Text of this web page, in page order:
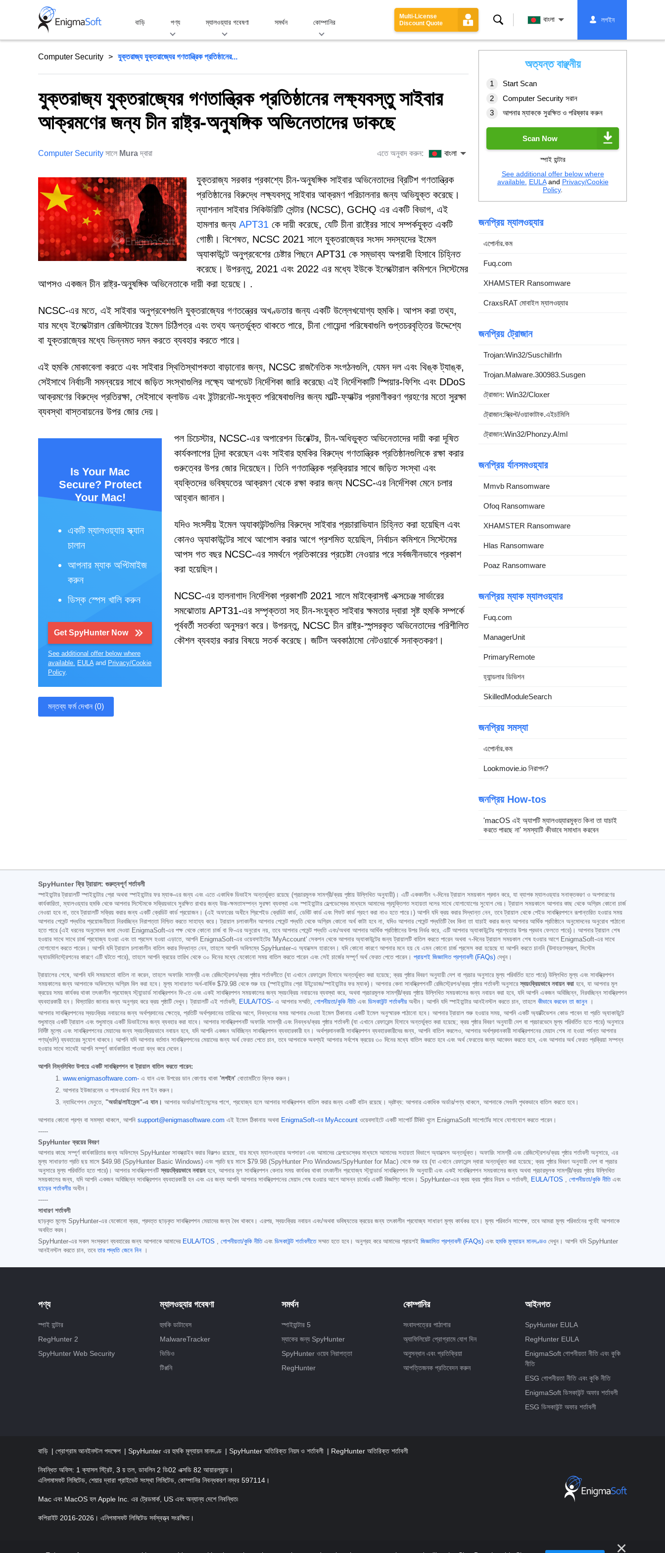
বাড়ি পণ্য ম্যালওয়্যার গবেষণা সমর্থন কোম্পানির
Multi-License
Discount Quote
অনুসন্ধান
করুন
বাংলা লগইন
Computer Security যুক্তরাজ্য যুক্তরাজ্যের গণতান্ত্রিক প্রতিষ্ঠানের...
যুক্তরাজ্য যুক্তরাজ্যের গণতান্ত্রিক প্রতিষ্ঠানের লক্ষ্যবস্তু সাইবার
আক্রমণের জন্য চীন রাষ্ট্র-অনুষঙ্গিক অভিনেতাদের ডাকছে
Computer Security সালে Muraদ্বারা এতে অনুবাদ করুন: বাংলা
যুক্তরাজ্য সরকার প্রকাশ্যে চীন-অনুষঙ্গিক সাইবার অভিনেতাদের ব্রিটিশ গণতান্ত্রিক
প্রতিষ্ঠানের বিরুদ্ধে লক্ষ্যবস্তু সাইবার আক্রমণ পরিচালনার জন্য অভিযুক্ত করেছে।
ন্যাশনাল সাইবার সিকিউরিটি সেন্টার (NCSC), GCHQ এর একটি বিভাগ, এই
হামলার জন্য APT31 কে দায়ী করেছে, যেটি চীনা রাষ্ট্রের সাথে সম্পর্কযুক্ত একটি
গোষ্ঠী। বিশেষত, NCSC 2021 সালে যুক্তরাজ্যের সংসদ সদস্যদের ইমেল
অ্যাকাউন্টে অনুপ্রবেশের চেষ্টার পিছনে APT31 কে সম্ভাব্য অপরাধী হিসাবে চিহ্নিত
করেছে। উপরন্তু, 2021 এবং 2022 এর মধ্যে ইউকে ইলেক্টোরাল কমিশনে সিস্টেমের
আপসও একজন চীন রাষ্ট্র-অনুষঙ্গিক অভিনেতাকে দায়ী করা হয়েছে। .
NCSC-এর মতে, এই সাইবার অনুপ্রবেশগুলি যুক্তরাজ্যের গণতন্ত্রের অখণ্ডতার জন্য একটি উল্লেখযোগ্য হুমকি। আপস করা তথ্য,
যার মধ্যে ইলেক্টোরাল রেজিস্টারের ইমেল চিঠিপত্র এবং তথ্য অন্তর্ভুক্ত থাকতে পারে, চীনা গোয়েন্দা পরিষেবাগুলি গুপ্তচরবৃত্তির উদ্দেশ্যে
বা যুক্তরাজ্যের মধ্যে ভিন্নমত দমন করতে ব্যবহার করতে পারে।
এই হুমকি মোকাবেলা করতে এবং সাইবার স্থিতিস্থাপকতা বাড়ানোর জন্য, NCSC রাজনৈতিক সংগঠনগুলি, যেমন দল এবং থিঙ্ক ট্যাঙ্ক,
সেইসাথে নির্বাচনী সমন্বয়ের সাথে জড়িত সংস্থাগুলির লক্ষ্যে আপডেট নির্দেশিকা জারি করেছে৷ এই নির্দেশিকাটি স্পিয়ার-ফিশিং এবং DDoS
আক্রমণের বিরুদ্ধে প্রতিরক্ষা, সেইসাথে ক্লাউড এবং ইন্টারনেট-সংযুক্ত পরিষেবাগুলির জন্য মাল্টি-ফ্যাক্টর প্রমাণীকরণ গ্রহণের মতো সুরক্ষা
ব্যবস্থা বাস্তবায়নের উপর জোর দেয়।
Is Your Mac
Secure? Protect
Your Mac!
একটি ম্যালওয়্যার স্ক্যান
চালান
আপনার ম্যাক অপ্টিমাইজ
করুন
ডিস্ক স্পেস খালি করুন
Get SpyHunter Now
See additional offer below where
available. EULAand Privacy/Cookie
Policy.
পল চিচেস্টার, NCSC-এর অপারেশন ডিরেক্টর, চীন-অধিভুক্ত অভিনেতাদের দায়ী করা দূষিত
কার্যকলাপের নিন্দা করেছেন এবং সাইবার হুমকির বিরুদ্ধে গণতান্ত্রিক প্রতিষ্ঠানগুলিকে রক্ষা করার
গুরুত্বের উপর জোর দিয়েছেন। তিনি গণতান্ত্রিক প্রক্রিয়ার সাথে জড়িত সংস্থা এবং
ব্যক্তিদের ভবিষ্যতের আক্রমণ থেকে রক্ষা করার জন্য NCSC-এর নির্দেশিকা মেনে চলার
আহ্বান জানান।
যদিও সংসদীয় ইমেল অ্যাকাউন্টগুলির বিরুদ্ধে সাইবার প্রচারাভিযান চিহ্নিত করা হয়েছিল এবং
কোনও অ্যাকাউন্টের সাথে আপোস করার আগে প্রশমিত হয়েছিল, নির্বাচন কমিশনে সিস্টেমের
আপস গত বছর NCSC-এর সমর্থনে প্রতিকারের প্রচেষ্টা নেওয়ার পরে সর্বজনীনভাবে প্রকাশ
করা হয়েছিল।
NCSC-এর হালনাগাদ নির্দেশিকা প্রকাশটি 2021 সালে মাইক্রোসফ্ট এক্সচেঞ্জ সার্ভারের
সমঝোতায় APT31-এর সম্পৃক্ততা সহ চীন-সংযুক্ত সাইবার ক্ষমতার দ্বারা সৃষ্ট হুমকি সম্পর্কে
পূর্ববর্তী সতর্কতা অনুসরণ করে। উপরন্তু, NCSC চীন রাষ্ট্র-স্পন্সরকৃত অভিনেতাদের পরিশীলিত
কৌশল ব্যবহার করার বিষয়ে সতর্ক করেছে। জটিল অবকাঠামো নেটওয়ার্কে সনাক্তকরণ।
মন্তব্য ফর্ম দেখান (0)
অত্যন্ত বাঞ্ছনীয়
Start Scan
Computer Security সরান
আপনার ম্যাককে সুরক্ষিত ও পরিষ্কার করুন
Scan Now
স্পাই হান্টার
See additional offer below where
available. EULAand Privacy/Cookie
Policy.
জনপ্রিয় ম্যালওয়্যার
এপোর্নার.কম
Fuq.com
XHAMSTER Ransomware
CraxsRAT মোবাইল ম্যালওয়্যার
জনপ্রিয় ট্রোজান
Trojan:Win32/Suschil!rfn
Trojan.Malware.300983.Susgen
ট্রোজান: Win32/Cloxer
ট্রোজান:স্ক্রিপ্ট/ওয়াকাটাক.এইচ!মিলি
ট্রোজান:Win32/Phonzy.A!ml
জনপ্রিয় র্যানসমওয়্যার
Mmvb Ransomware
Ofoq Ransomware
XHAMSTER Ransomware
Hlas Ransomware
Poaz Ransomware
জনপ্রিয় ম্যাক ম্যালওয়্যার
Fuq.com
ManagerUnit
PrimaryRemote
হ্যান্ডলার ডিভিশন
SkilledModuleSearch
জনপ্রিয় সমস্যা
এপোর্নার.কম
Lookmovie.io নিরাপদ?
জনপ্রিয় How-tos
'macOS এই অ্যাপটি ম্যালওয়্যারমুক্ত কিনা তা যাচাই
করতে পারছে না' সমস্যাটি কীভাবে সমাধান করবেন
SpyHunter ফ্রি ট্রায়াল: গুরুত্বপূর্ণ শর্তাবলী
স্পাইহান্টার ট্রায়ালটি স্পাইহান্টার প্রো অথবা স্পাইহান্টার ফর ম্যাক-এর জন্য এবং এতে একাধিক ডিভাইস অন্তর্ভুক্ত রয়েছে (প্রচারমূলক সামগ্রী/ক্রয় পৃষ্ঠায় উল্লিখিত অনুযায়ী)। এটি এককালীন ৭-দিনের ট্রায়াল সময়কাল প্রদান করে, যা ব্যাপক ম্যালওয়্যার সনাক্তকরণ ও অপসারণের
কার্যকারিতা, ম্যালওয়্যার হুমকি থেকে আপনার সিস্টেমকে সক্রিয়ভাবে সুরক্ষিত রাখার জন্য উচ্চ-ক্ষমতাসম্পন্ন সুরক্ষা ব্যবস্থা এবং স্পাইহান্টার হেল্পডেস্কের মাধ্যমে আমাদের প্রযুক্তিগত সহায়তা দলের সাথে যোগাযোগের সুযোগ দেয়। ট্রায়াল সময়কালে আপনার কাছ থেকে অগ্রিম কোনো চার্জ
নেওয়া হবে না, তবে ট্রায়ালটি সক্রিয় করার জন্য একটি ক্রেডিট কার্ড প্রয়োজন। (এই অফারের অধীনে প্রিপেইড ক্রেডিট কার্ড, ডেবিট কার্ড এবং গিফট কার্ড গ্রহণ করা নাও হতে পারে।) আপনি যদি ক্রয় করার সিদ্ধান্ত নেন, তবে ট্রায়াল থেকে পেইড সাবস্ক্রিপশনে রূপান্তরিত হওয়ার সময়
আপনার পেমেন্ট পদ্ধতির প্রয়োজনীয়তা নিরবচ্ছিন্ন নিরাপত্তা নিশ্চিত করতে সাহায্য করে। ট্রায়াল চলাকালীন আপনার পেমেন্ট পদ্ধতি থেকে অগ্রিম কোনো অর্থ কাটা হবে না, যদিও আপনার পেমেন্ট পদ্ধতিটি বৈধ কিনা তা যাচাই করার জন্য আপনার আর্থিক প্রতিষ্ঠানে অনুমোদনের অনুরোধ পাঠানো
হতে পারে (এই ধরনের অনুমোদন জমা দেওয়া EnigmaSoft-এর পক্ষ থেকে কোনো চার্জ বা ফি-এর অনুরোধ নয়, তবে আপনার পেমেন্ট পদ্ধতি এবং/অথবা আপনার আর্থিক প্রতিষ্ঠানের উপর নির্ভর করে, এটি আপনার অ্যাকাউন্টের প্রাপ্যতার উপর প্রভাব ফেলতে পারে)। আপনার ট্রায়াল শেষ
হওয়ার সাথে সাথে চার্জ প্রযোজ্য হওয়া এবং তা প্রসেস হওয়া এড়াতে, আপনি EnigmaSoft-এর ওয়েবসাইটের 'MyAccount' সেকশন থেকে আপনার অ্যাকাউন্টের জন্য ট্রায়ালটি বাতিল করতে পারেন অথবা ৭-দিনের ট্রায়াল সময়কাল শেষ হওয়ার আগে EnigmaSoft-এর সাথে
যোগাযোগ করতে পারেন। আপনি যদি ট্রায়াল চলাকালীন বাতিল করার সিদ্ধান্ত নেন, তাহলে আপনি অবিলম্বে SpyHunter-এ অ্যাক্সেস হারাবেন। যদি কোনো কারণে আপনার মনে হয় যে এমন কোনো চার্জ প্রসেস করা হয়েছে যা আপনি করতে চাননি (উদাহরণস্বরূপ, সিস্টেম
অ্যাডমিনিস্ট্রেশনের কারণে এটি ঘটতে পারে), তাহলে আপনি ক্রয়ের তারিখ থেকে ৩০ দিনের মধ্যে যেকোনো সময় বাতিল করতে পারেন এবং সেই চার্জের সম্পূর্ণ অর্থ ফেরত পেতে পারেন। প্রায়শই জিজ্ঞাসিত প্রশ্নাবলী (FAQs) দেখুন।
ট্রায়ালের শেষে, আপনি যদি সময়মতো বাতিল না করেন, তাহলে অফারিং সামগ্রী এবং রেজিস্ট্রেশন/ক্রয় পৃষ্ঠার শর্তাবলীতে (যা এখানে রেফারেন্স হিসাবে অন্তর্ভুক্ত করা হয়েছে; ক্রয় পৃষ্ঠার বিবরণ অনুযায়ী দেশ বা প্রচার অনুসারে মূল্য পরিবর্তিত হতে পারে) উল্লিখিত মূল্য এবং সাবস্ক্রিপশন
সময়কালের জন্য আপনাকে অবিলম্বে অগ্রিম বিল করা হবে। মূল্য সাধারণত অর্ধ-বার্ষিক $79.98 থেকে শুরু হয় (স্পাইহান্টার প্রো উইন্ডোজ/স্পাইহান্টার ফর ম্যাক)। আপনার কেনা সাবস্ক্রিপশনটি রেজিস্ট্রেশন/ক্রয় পৃষ্ঠার শর্তাবলী অনুসারেস্বয়ংক্রিয়ভাবে নবায়ন করা হবে, যা আপনার মূল
ক্রয়ের সময় কার্যকর থাকা তৎকালীন প্রযোজ্য স্ট্যান্ডার্ড সাবস্ক্রিপশন ফি-তে এবং একই সাবস্ক্রিপশন সময়কালের জন্য স্বয়ংক্রিয় নবায়নের ব্যবস্থা করে, অথবা প্রচারমূলক সামগ্রী/ক্রয় পৃষ্ঠায় উল্লিখিত সময়কালের জন্য নবায়ন করা হবে, যদি আপনি একজন অবিচ্ছিন্ন, নিরবচ্ছিন্ন সাবস্ক্রিপশন
ব্যবহারকারী হন। বিস্তারিত জানার জন্য অনুগ্রহ করে ক্রয় পৃষ্ঠাটি দেখুন। ট্রায়ালটি এই শর্তাবলী,
EULA/TOS- এ আপনার সম্মতি, গোপনীয়তা/কুকি নীতিএবং ডিসকাউন্ট শর্তাবলীর অধীন। আপনি যদি স্পাইহান্টার আনইনস্টল করতে চান, তাহলে কীভাবে করবেন তা জানুন ।
আপনার সাবস্ক্রিপশনের স্বয়ংক্রিয় নবায়নের জন্য অর্থপ্রদানের ক্ষেত্রে, প্রতিটি অর্থপ্রদানের তারিখের আগে, নিবন্ধনের সময় আপনার দেওয়া ইমেল ঠিকানায় একটি ইমেল অনুস্মারক পাঠানো হবে। আপনার ট্রায়াল শুরু হওয়ার সময়, আপনি একটি অ্যাক্টিভেশন কোড পাবেন যা প্রতি অ্যাকাউন্টে
শুধুমাত্র একটি ট্রায়াল এবং শুধুমাত্র একটি ডিভাইসের জন্য ব্যবহার করা যাবে। আপনার সাবস্ক্রিপশনটি অফারিং সামগ্রী এবং নিবন্ধন/ক্রয় পৃষ্ঠার শর্তাবলী (যা এখানে রেফারেন্স হিসাবে অন্তর্ভুক্ত করা হয়েছে; ক্রয় পৃষ্ঠার বিবরণ অনুযায়ী দেশ বা প্রচারভেদে মূল্য পরিবর্তিত হতে পারে) অনুসারে
নির্দিষ্ট মূল্যে এবং সাবস্ক্রিপশনের মেয়াদের জন্য স্বয়ংক্রিয়ভাবে নবায়ন হবে, যদি আপনি একজন অবিচ্ছিন্ন সাবস্ক্রিপশন ব্যবহারকারী হন। অর্থপ্রদানকারী সাবস্ক্রিপশন ব্যবহারকারীদের জন্য, আপনি বাতিল করলেও, আপনার অর্থপ্রদানকারী সাবস্ক্রিপশনের মেয়াদ শেষ না হওয়া পর্যন্ত আপনার
পণ্য(গুলি) ব্যবহারের সুযোগ থাকবে। আপনি যদি আপনার বর্তমান সাবস্ক্রিপশনের মেয়াদের জন্য অর্থ ফেরত পেতে চান, তবে আপনাকে অবশ্যই আপনার সর্বশেষ ক্রয়ের ৩০ দিনের মধ্যে বাতিল করতে হবে এবং অর্থ ফেরতের জন্য আবেদন করতে হবে, এবং আপনার অর্থ ফেরত প্রক্রিয়া সম্পন্ন
হওয়ার সাথে সাথেই আপনি সম্পূর্ণ কার্যকারিতা পাওয়া বন্ধ করে দেবেন।
আপনি নিম্নলিখিত উপায়ে একটি সাবস্ক্রিপশন বা ট্রায়াল বাতিল করতে পারেন:
www.enigmasoftware.com- এ যান এবং উপরের ডান কোণায় থাকা 'লগইন' বোতামটিতে ক্লিক করুন।
আপনার ইউজারনেম ও পাসওয়ার্ড দিয়ে লগ ইন করুন।
ন্যাভিগেশন মেনুতে, "অর্ডার/লাইসেন্স"-এ যান। আপনার অর্ডার/লাইসেন্সের পাশে, প্রযোজ্য হলে আপনার সাবস্ক্রিপশন বাতিল করার জন্য একটি বাটন রয়েছে। দ্রষ্টব্য: আপনার একাধিক অর্ডার/পণ্য থাকলে, আপনাকে সেগুলি পৃথকভাবে বাতিল করতে হবে।
আপনার কোনো প্রশ্ন বা সমস্যা থাকলে, আপনি support@enigmasoftware.com এই ইমেল ঠিকানায় অথবা EnigmaSoft-এর MyAccount ওয়েবসাইটে একটি সাপোর্ট টিকিট খুলে EnigmaSoft সাপোর্টের সাথে যোগাযোগ করতে পারেন।
-----
SpyHunter ক্রয়ের বিবরণ
আপনার কাছে সম্পূর্ণ কার্যকারিতার জন্য অবিলম্বে SpyHunter সাবস্ক্রাইব করার বিকল্পও রয়েছে, যার মধ্যে ম্যালওয়্যার অপসারণ এবং আমাদের হেল্পডেস্কের মাধ্যমে আমাদের সহায়তা বিভাগে অ্যাক্সেস অন্তর্ভুক্ত। অফারিং সামগ্রী এবং রেজিস্ট্রেশন/ক্রয় পৃষ্ঠার শর্তাবলী অনুসারে, এর
মূল্য সাধারণত প্রতি ছয় মাসে $49.98 (SpyHunter Basic Windows) এবং প্রতি ছয় মাসে $79.98 (SpyHunter Pro Windows/SpyHunter for Mac) থেকে শুরু হয় (যা এখানে রেফারেন্স দ্বারা অন্তর্ভুক্ত করা হয়েছে; ক্রয় পৃষ্ঠার বিবরণ অনুযায়ী দেশ বা প্রচার
অনুসারে মূল্য পরিবর্তিত হতে পারে)। আপনার সাবস্ক্রিপশনটিস্বয়ংক্রিয়ভাবে নবায়নহবে, আপনার মূল সাবস্ক্রিপশন কেনার সময় কার্যকর থাকা তৎকালীন প্রযোজ্য স্ট্যান্ডার্ড সাবস্ক্রিপশন ফি অনুযায়ী এবং একই সাবস্ক্রিপশন সময়কালের জন্য অথবা প্রচারমূলক সামগ্রী/ক্রয় পৃষ্ঠায় উল্লিখিত
সময়কালের জন্য, যদি আপনি একজন অবিচ্ছিন্ন সাবস্ক্রিপশন ব্যবহারকারী হন এবং এর জন্য আপনি আপনার সাবস্ক্রিপশনের মেয়াদ শেষ হওয়ার আগে আসন্ন চার্জের একটি বিজ্ঞপ্তি পাবেন। SpyHunter-এর ক্রয় ক্রয় পৃষ্ঠার নিয়ম ও শর্তাবলী, EULA/TOS , গোপনীয়তা/কুকি নীতিএবং
ছাড়ের শর্তাবলীর অধীন।
-----
সাধারণ শর্তাবলী
ছাড়কৃত মূল্যে SpyHunter-এর যেকোনো ক্রয়, প্রদত্ত ছাড়কৃত সাবস্ক্রিপশন মেয়াদের জন্য বৈধ থাকবে। এরপর, স্বয়ংক্রিয় নবায়ন এবং/অথবা ভবিষ্যতের ক্রয়ের জন্য তৎকালীন প্রযোজ্য সাধারণ মূল্য কার্যকর হবে। মূল্য পরিবর্তন সাপেক্ষ, তবে আমরা মূল্য পরিবর্তনের পূর্বেই আপনাকে
অবহিত করব।
SpyHunter-এর সকল সংস্করণ ব্যবহারের জন্য আপনাকে আমাদের EULA/TOS , গোপনীয়তা/কুকি নীতিএবং ডিসকাউন্ট শর্তাবলীতেসম্মত হতে হবে। অনুগ্রহ করে আমাদের প্রায়শই জিজ্ঞাসিত প্রশ্নাবলী (FAQs) এবংহুমকি মূল্যায়ন মানদণ্ডও দেখুন। আপনি যদি SpyHunter
আনইনস্টল করতে চান, তবেতার পদ্ধতি জেনে নিন ।
পণ্য
স্পাই হান্টার
RegHunter 2
SpyHunter Web Security
ম্যালওয়্যার গবেষণা
হুমকি ডাটাবেস
MalwareTracker
ভিডিও
টিপ্পনি
সমর্থন
স্পাইহান্টার 5
ম্যাকের জন্য SpyHunter
SpyHunter ওয়েব নিরাপত্তা
RegHunter
কোম্পানির
সংবাদপত্রের পাঠাগার
অ্যাফিলিয়েট প্রোগ্রামে যোগ দিন
অনুসন্ধান এবং প্রতিক্রিয়া
আপত্তিজনক প্রতিবেদন করুন
আইনগত
SpyHunter EULA
RegHunter EULA
EnigmaSoft গোপনীয়তা নীতি এবং কুকি
নীতি
ESG গোপনীয়তা নীতি এবং কুকি নীতি
EnigmaSoft ডিসকাউন্ট অফার শর্তাবলী
ESG ডিসকাউন্ট অফার শর্তাবলী
বাড়ি প্রোগ্রাম আনইনস্টল পদক্ষেপ SpyHunter এর হুমকি মূল্যায়ন মানদণ্ড SpyHunter অতিরিক্ত নিয়ম ও শর্তাবলী RegHunter অতিরিক্ত শর্তাবলী
নিবন্ধিত অফিস: 1 ক্যাসল স্ট্রিট, 3 য় তল, ডাবলিন 2 ডি02 এক্সডি 82 আয়ারল্যান্ড।
এনিগমাসফট লিমিটেড, শেয়ার দ্বারা প্রাইভেট সংস্থা লিমিটেড, কোম্পানির নিবন্ধকরণ নম্বর 597114।
Mac এবং MacOS হল Apple Inc. এর ট্রেডমার্ক, US এবং অন্যান্য দেশে নিবন্ধিত৷
কপিরাইট 2016-2026। এনিগমাসফট লিমিটেড সর্বস্বত্ত্ব সংরক্ষিত।